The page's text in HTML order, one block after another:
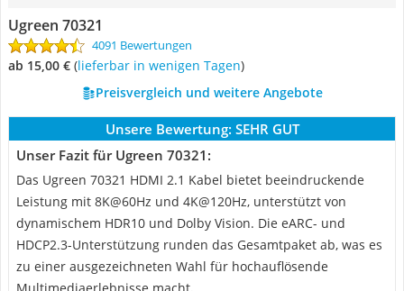
Ugreen 70321
4091 Bewertungen
ab 15,00 € ( Lieferbar in wenigen Tagen)
Preisvergleich und weitere Angebote
Unsere Bewertung: SEHR GUT
Unser Fazit für Ugreen 70321:
Das Ugreen 70321 HDMI 2.1 Kabel bietet beeindruckende
Leistung mit 8K@60Hz und 4K@120Hz, unterstützt von
dynamischem HDR10 und Dolby Vision. Die eARC- und
HDCP2.3-Unterstützung runden das Gesamtpaket ab, was es
zu einer ausgezeichneten Wahl für hochauflösende